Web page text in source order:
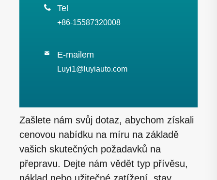
 Tel
+86-15587320008
 E-mailem
Luyi1@luyiauto.com
Zašlete nám svůj dotaz, abychom získali
cenovou nabídku na míru na základě
vašich skutečných požadavků na
přepravu. Dejte nám vědět typ přívěsu,